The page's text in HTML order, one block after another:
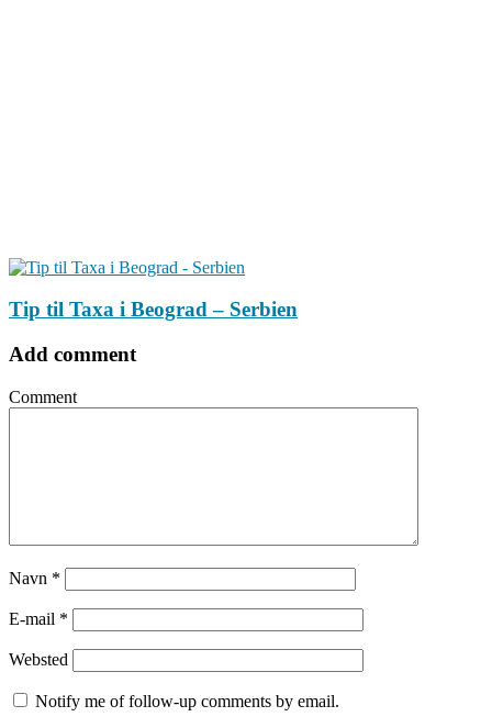
Tip til Taxa i Beograd – Serbien
Add comment
Comment
Navn *
E-mail *
Websted
Notify me of follow-up comments by email.